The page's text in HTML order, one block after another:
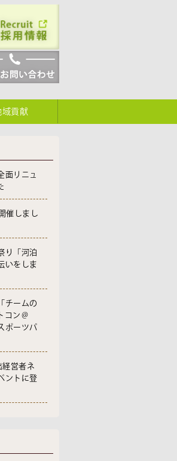
域貢献
面リニュ
催しまし
り「河泊
いをしま
チームの
コン＠
ポーツパ
経営者ネ
ントに登